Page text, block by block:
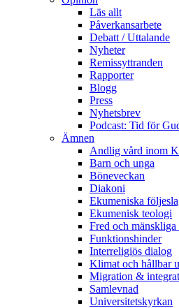
Läs allt
Påverkansarbete
Debatt / Uttalande
Nyheter
Remissyttranden
Rapporter
Blogg
Press
Nyhetsbrev
Podcast: Tid för
Ämnen
Andlig vård inom
Barn och unga
Böneveckan
Diakoni
Ekumeniska
Ekumenisk teologi
Fred och mänskliga
Funktionshinder
Interreligiös dialog
Klimat och hållbar
Migration &
Samlevnad
Universitetskyrkan